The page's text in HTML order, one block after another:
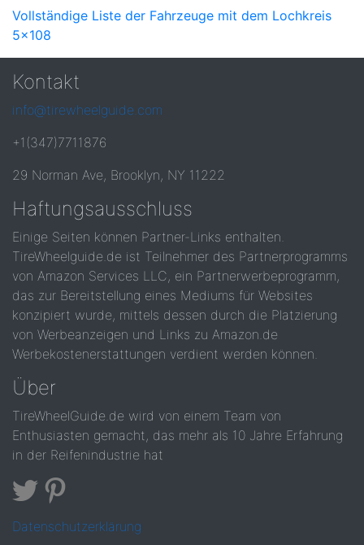
Vollständige Liste der Fahrzeuge mit dem Lochkreis
5x108
Kontakt
info@tirewheelguide.com
+1(347)7711876
29 Norman Ave, Brooklyn, NY 11222
Haftungsausschluss
Einige Seiten können Partner-Links enthalten.
TireWheelguide.de ist Teilnehmer des Partnerprogramms
von Amazon Services LLC, ein Partnerwerbeprogramm,
das zur Bereitstellung eines Mediums für Websites
konzipiert wurde, mittels dessen durch die Platzierung
von Werbeanzeigen und Links zu Amazon.de
Werbekostenerstattungen verdient werden können.
Über
TireWheelGuide.de wird von einem Team von
Enthusiasten gemacht, das mehr als 10 Jahre Erfahrung
in der Reifenindustrie hat
Datenschutzerklärung